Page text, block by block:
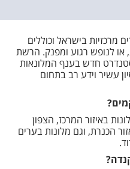
מרכזיות בישראל וכוללים
לנופש רגוע ומפנק. הרשת
חדש בענף המלונאות
עשיר וידע רב בתחום
באיזור המרכז, הצפון
הכנרת, וגם מלונות בערים